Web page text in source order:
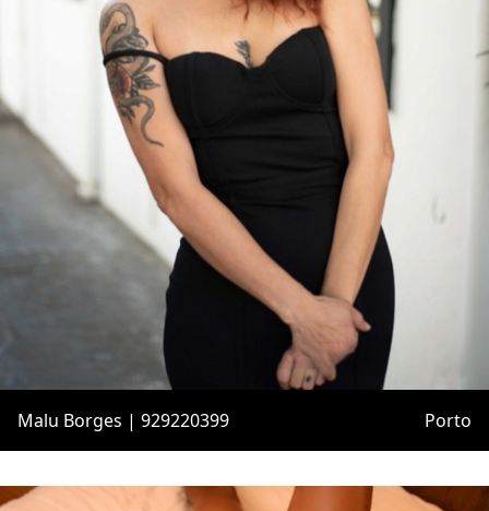
Malu Borges | 929220399 Porto